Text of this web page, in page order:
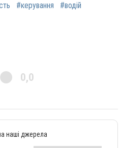
#керування
#водій
0,0
наші джерела